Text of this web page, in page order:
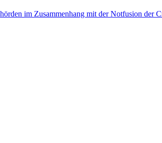
im Zusammenhang mit der Notfusion der